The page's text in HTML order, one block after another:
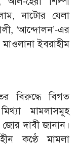
নাটোর যেলা
‘আন্দোলন’-এর
ইবরাহীম
বিরুদ্ধে বিগত
মামলাসমূহ
জোর দাবী জানান।
কণ্ঠে মামলা